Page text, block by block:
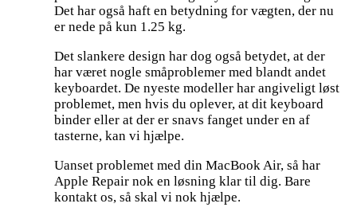
Det har også haft en betydning for vægten, der nu
er nede på kun 1.25 kg.
Det slankere design har dog også betydet, at der
har været nogle småproblemer med blandt andet
keyboardet. De nyeste modeller har angiveligt løst
problemet, men hvis du oplever, at dit keyboard
binder eller at der er snavs fanget under en af
tasterne, kan vi hjælpe.
Uanset problemet med din MacBook Air, så har
Apple Repair nok en løsning klar til dig. Bare
kontakt os, så skal vi nok hjælpe.